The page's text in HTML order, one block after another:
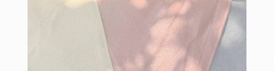
Les tailles et formes d'une
voile ombrage :